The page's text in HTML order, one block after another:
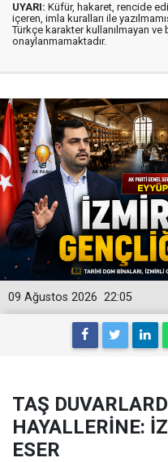
UYARI: Küfür, hakaret, rencide
içeren, imla kuralları ile
Türkçe karakter kullanılmayan ve
onaylanmamaktadır.
22:05
09 Ağustos 2026
TAŞ
HAYALLERİNE:
ESER